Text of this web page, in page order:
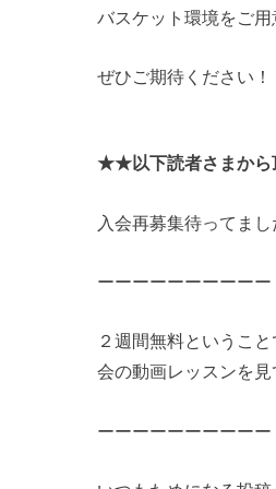
バスケット環境をご用
ぜひご期待ください！
★★以下読者さまか
入会再募集待ってま
ーーーーーーーーーー
２週間無料というこ
会の動画レッスンを見
ーーーーーーーーーー